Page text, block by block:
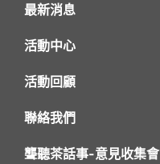
最新消息
活動中心
活動回顧
聯絡我們
聾聽茶話事-意見收集會